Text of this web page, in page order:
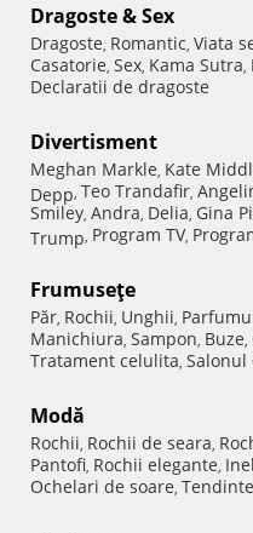
Dragoste & Sex
Dragoste, Romantic, Viata
Casatorie, Sex, Kama Sutra,
Declaratii de dragoste
Divertisment
Meghan Markle, Kate
Depp, Teo Trandafir,
Smiley, Andra, Delia, Gina
Trump, Program TV,
Frumuseţe
Păr, Rochii, Unghii,
Manichiura, Sampon, Buze,
Tratament celulita, Salonul
Modă
Rochii, Rochii de seara,
Pantofi, Rochii elegante,
Ochelari de soare,